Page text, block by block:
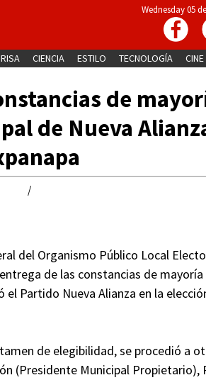
Wednesday 05
CIENCIA ESTILO TECNOLOGÍA CINE
de
de Nueva
/
del Organismo Público Local
de las constancias de
Partido Nueva Alianza en la
de elegibilidad, se procedió a
(Presidente Municipal Propietario),